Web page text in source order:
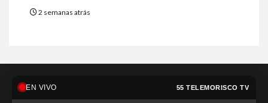
2 semanas atrás
EN VIVO 55 TELEMORISCO TV